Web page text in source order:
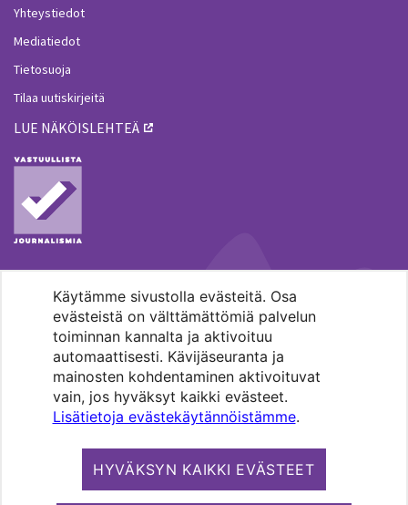
Käytämme sivustolla evästeitä. Osa
evästeistä on välttämättömiä palvelun
toiminnan kannalta ja aktivoituu
automaattisesti. Kävijäseuranta ja
mainosten kohdentaminen aktivoituvat
vain, jos hyväksyt kaikki evästeet.
Lisätietoja evästekäytännöistämme.
HYVÄKSYN KAIKKI EVÄSTEET
Yhteystiedot
Mediatiedot
Tietosuoja
Tilaa uutiskirjeitä
LUE NÄKÖISLEHTEÄ
MENOHAKU
Pääkaupunkiseudun evankelis-
luterilaisten seurakuntien media.
Copyright 2026. Kirkko ja kaupunki. All